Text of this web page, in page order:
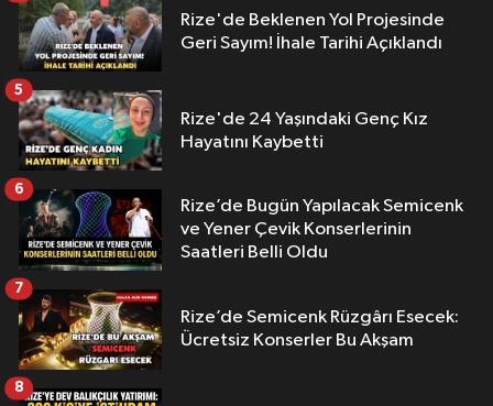
Rize'de Beklenen Yol Projesinde
Geri Sayım! İhale Tarihi Açıklandı
Rize'de 24 Yaşındaki Genç Kız
Hayatını Kaybetti
5
Rize’de Bugün Yapılacak Semicenk
ve Yener Çevik Konserlerinin
Saatleri Belli Oldu
6
Rize’de Semicenk Rüzgârı Esecek:
Ücretsiz Konserler Bu Akşam
7
8